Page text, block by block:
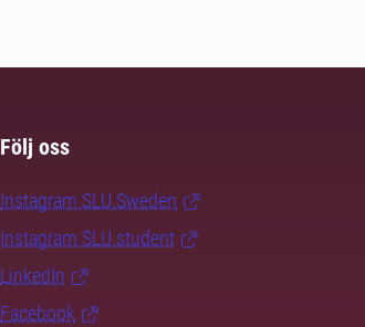
Följ oss
Instagram SLU.Sweden
Instagram SLU.student
LinkedIn
Facebook